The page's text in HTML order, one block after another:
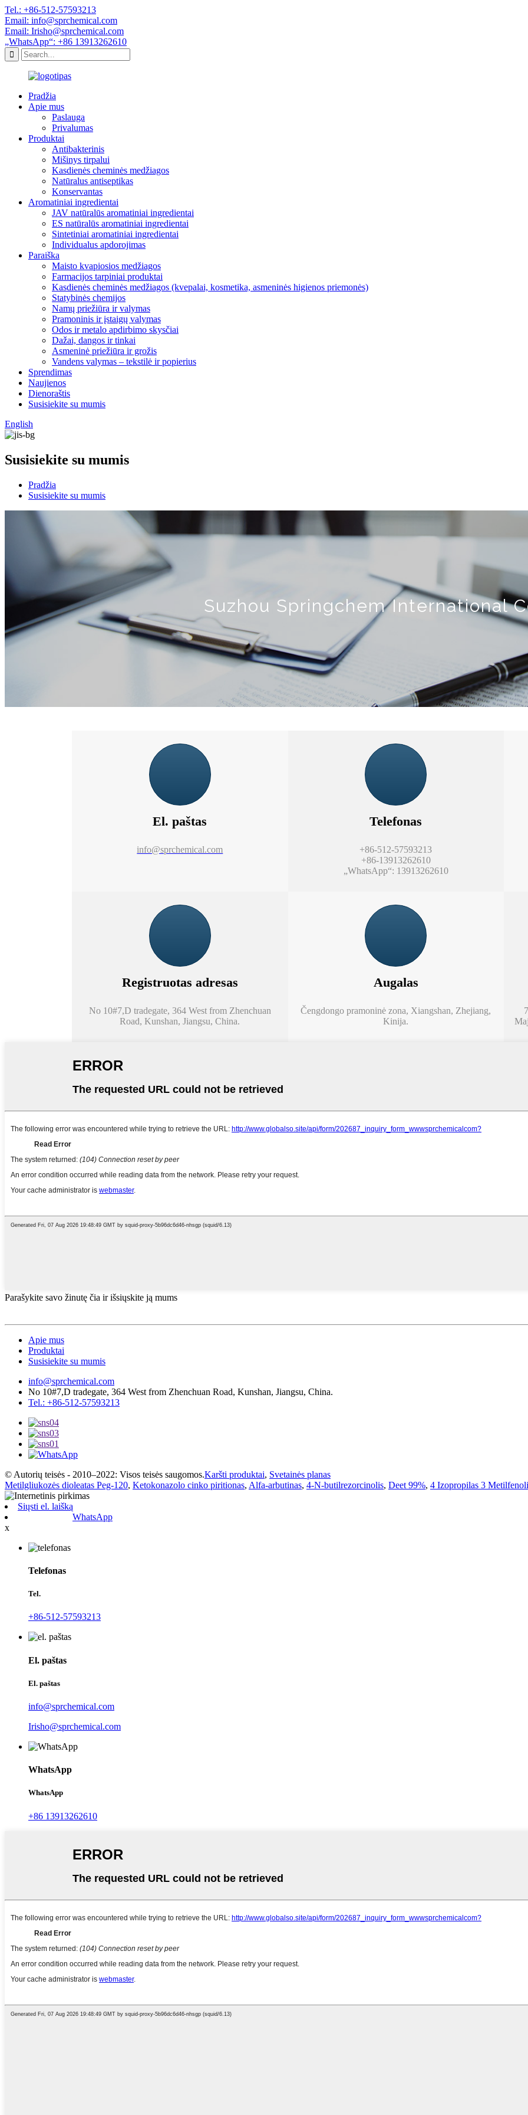
Tel.: +86-512-57593213
Email: info@sprchemical.com
Email: Irisho@sprchemical.com
„WhatsApp“: +86 13913262610
Pradžia
Apie mus
Paslauga
Privalumas
Produktai
Antibakterinis
Mišinys tirpalui
Kasdienės cheminės medžiagos
Natūralus antiseptikas
Konservantas
Aromatiniai ingredientai
JAV natūralūs aromatiniai ingredientai
ES natūralūs aromatiniai ingredientai
Sintetiniai aromatiniai ingredientai
Individualus apdorojimas
Paraiška
Maisto kvapiosios medžiagos
Farmacijos tarpiniai produktai
Kasdienės cheminės medžiagos (kvepalai, kosmetika, asmeninės higienos priemonės)
Statybinės chemijos
Namų priežiūra ir valymas
Pramoninis ir įstaigų valymas
Odos ir metalo apdirbimo skysčiai
Dažai, dangos ir tinkai
Asmeninė priežiūra ir grožis
Vandens valymas – tekstilė ir popierius
Sprendimas
Naujienos
Dienoraštis
Susisiekite su mumis
English
Susisiekite su mumis
Pradžia
Susisiekite su mumis
Suzhou Springchem International
El. paštas
info@sprchemical.com
Telefonas
+86-512-57593213
+86-13913262610
„WhatsApp“: 13913262610
Registruotas adresas
No 10#7,D tradegate, 364 West from Zhenchuan
Road, Kunshan, Jiangsu, China.
Augalas
Čengdongo pramoninė zona, Xiangshan, Zhejiang,
Kinija.
Parašykite savo žinutę čia ir išsiųskite ją mums
Apie mus
Produktai
Susisiekite su mumis
info@sprchemical.com
No 10#7,D tradegate, 364 West from Zhenchuan Road, Kunshan, Jiangsu, China.
Tel.: +86-512-57593213
© Autorių teisės - 2010–2022: Visos teisės saugomos.Karšti produktai, Svetainės planas
Metilgliukozės dioleatas Peg-120, Ketokonazolo cinko piritionas, Alfa-arbutinas, 4-N-butilrezorcinolis, Deet 99%, 4 Izopropilas 3
Siųsti el. laišką
WhatsApp
x
Telefonas
Tel.
+86-512-57593213
El. paštas
El. paštas
info@sprchemical.com
Irisho@sprchemical.com
WhatsApp
WhatsApp
+86 13913262610